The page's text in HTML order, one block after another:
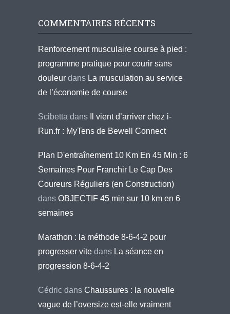
COMMENTAIRES RÉCENTS
Renforcement musculaire course à pied :
programme pratique pour courir sans
douleur dans La musculation au service
de l’économie de course
Scibetta dans
Il vient d’arriver chez i-
Run.fr : MyTens de Bewell Connect
Plan D'entraînement 10 Km En 45 Min : 6
Semaines Pour Franchir Le Cap Des
Coureurs Réguliers (en Construction)
dans OBJECTIF 45 min sur 10 km en 6
semaines
Marathon : la méthode 8-6-4-2 pour
progresser vite dans La séance en
progression 8-6-4-2
Cédric dans Chaussures : la nouvelle
vague de l’oversize est-elle vraiment